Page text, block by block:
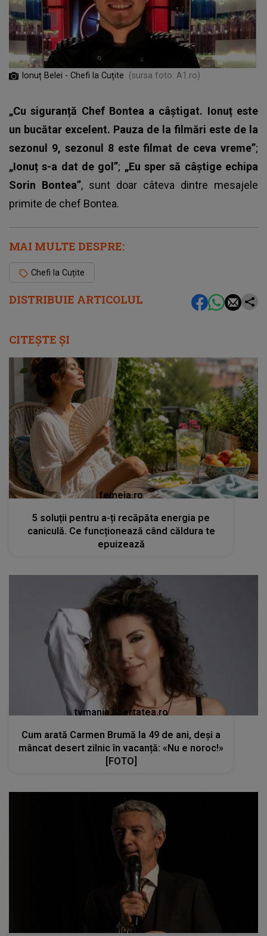
DISTRIBUIE ARTICOLUL
Ionuț Belei - Chefi la Cuțite (sursa foto: A1.ro)
„Cu siguranță Chef Bontea a câștigat. Ionuț este
un bucătar excelent. Pauza de la filmări este de la
sezonul 9, sezonul 8 este filmat de ceva vreme”;
„Ionuț s-a dat de gol”; „Eu sper să câștige echipa
Sorin Bontea”, sunt doar câteva dintre mesajele
primite de chef Bontea.
MAI MULTE DESPRE:
Chefi la Cuțite
CITEȘTE ȘI
femeia.ro
5 soluții pentru a-ți recăpăta energia pe
caniculă. Ce funcționează când căldura te
epuizează
tvmania.libertatea.ro
Cum arată Carmen Brumă la 49 de ani, deși a
mâncat desert zilnic în vacanță: «Nu e noroc!»
[FOTO]
kanald2.ro